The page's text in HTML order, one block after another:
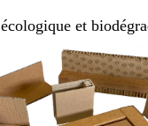
et